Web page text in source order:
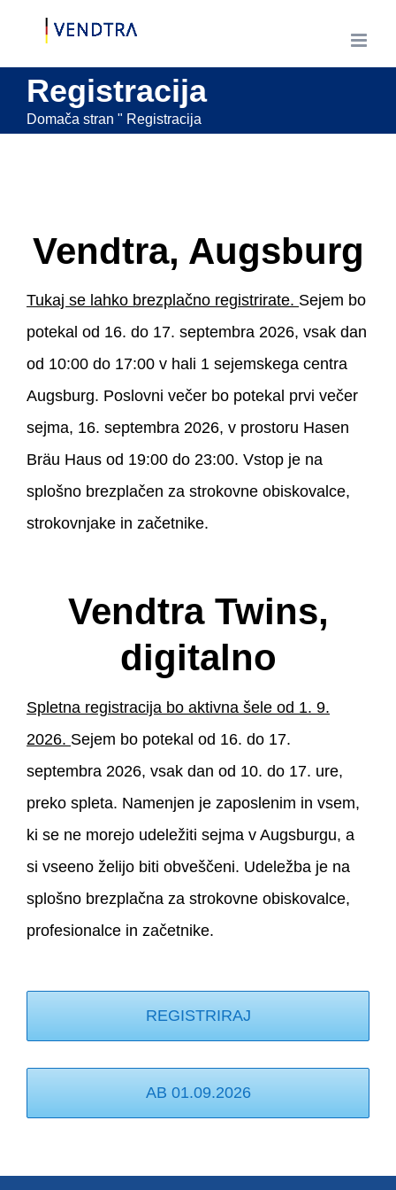
Preskoči
vsebinoRegistracija
Domača stran " Registracija
Vendtra, Augsburg
Tukaj se lahko brezplačno registrirate. Sejem bo
potekal od 16. do 17. septembra 2026, vsak dan
od 10:00 do 17:00 v hali 1 sejemskega centra
Augsburg. Poslovni večer bo potekal prvi večer
sejma, 16. septembra 2026, v prostoru Hasen
Bräu Haus od 19:00 do 23:00. Vstop je na
splošno brezplačen za strokovne obiskovalce,
strokovnjake in začetnike.
Vendtra Twins,
digitalno
Spletna registracija bo aktivna šele od 1. 9.
2026. Sejem bo potekal od 16. do 17.
septembra 2026, vsak dan od 10. do 17. ure,
preko spleta. Namenjen je zaposlenim in vsem,
ki se ne morejo udeležiti sejma v Augsburgu, a
si vseeno želijo biti obveščeni. Udeležba je na
splošno brezplačna za strokovne obiskovalce,
profesionalce in začetnike.
REGISTRIRAJ
AB 01.09.2026